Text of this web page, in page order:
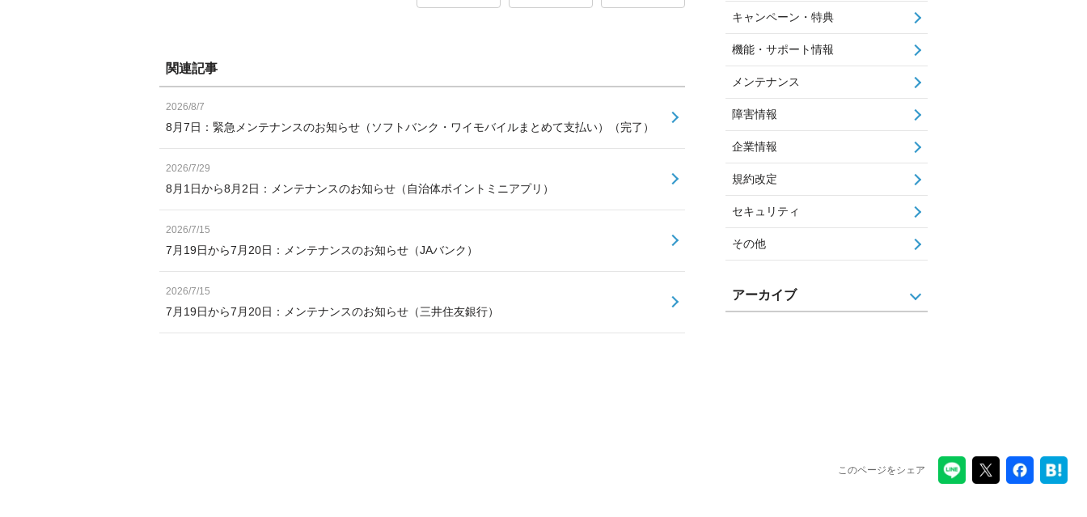
関連記事
2026/8/7
8月7日：緊急メンテナンスのお知らせ（ソフトバンク・ワイモバイルまとめて支払い）（完了）
2026/7/29
8月1日から8月2日：メンテナンスのお知らせ（自治体ポイントミニアプリ）
2026/7/15
7月19日から7月20日：メンテナンスのお知らせ（JAバンク）
2026/7/15
7月19日から7月20日：メンテナンスのお知らせ（三井住友銀行）
キャンペーン・特典
機能・サポート情報
メンテナンス
障害情報
企業情報
規約改定
セキュリティ
その他
アーカイブ
このページをシェア